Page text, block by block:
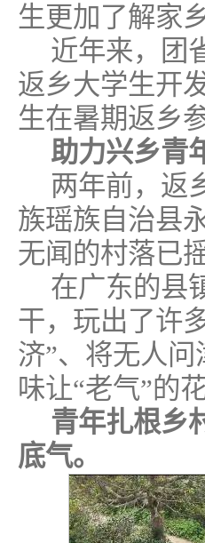
生更加了解家
近年来，团
返乡大学生开
生在暑期返乡
助力兴乡青
两年前，返
族瑶族自治县
无闻的村落已
在广东的县
干，玩出了许
济”、将无人
味让“老气”的
青年扎根乡
底气。